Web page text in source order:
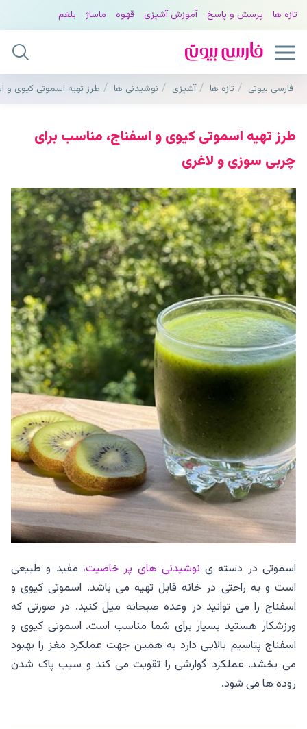
تازه ها پرسش و پاسخ آموزش آشپزی قهوه ماساژ بلغم
فارسی بیوتی تازه ها آشپزی نوشیدنی ها طرز تهیه اسموتی کیوی و
طرز تهیه اسموتی کیوی و اسفناج، مناسب برای
چربی سوزی و لاغری
اسموتی در دسته ی نوشیدنی های پر خاصیت، مفید و طبیعی
است و به راحتی در خانه قابل تهیه می باشد. اسموتی کیوی و
اسفناج را می توانید در وعده صبحانه میل کنید. در صورتی که
ورزشکار هستید بسیار برای شما مناسب است. اسموتی کیوی و
اسفناج پتاسیم بالایی دارد به همین جهت عملکرد مغز را بهبود
می بخشد. عملکرد گوارشی را تقویت می کند و سبب پاک شدن
روده ها می شود.